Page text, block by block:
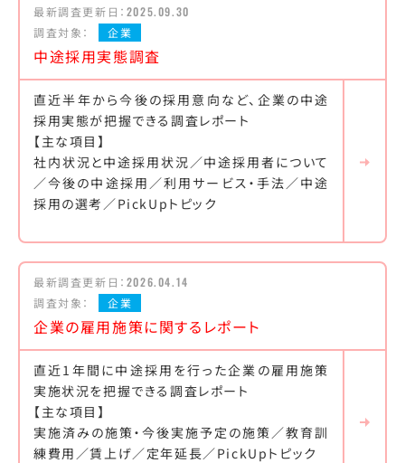
最新調査更新日： 2025.09.30
調査対象：
企業
中途採用実態調査
直近半年から今後の採用意向など、企業の中途
採用実態が把握できる調査レポート
【主な項目】
社内状況と中途採用状況／中途採用者について
／今後の中途採用／利用サービス・手法／中途
採用の選考／PickUpトピック
最新調査更新日： 2026.04.14
調査対象：
企業
企業の雇用施策に関するレポート
直近1年間に中途採用を行った企業の雇用施策
実施状況を把握できる調査レポート
【主な項目】
実施済みの施策・今後実施予定の施策／教育訓
練費用／賃上げ／定年延長／PickUpトピック